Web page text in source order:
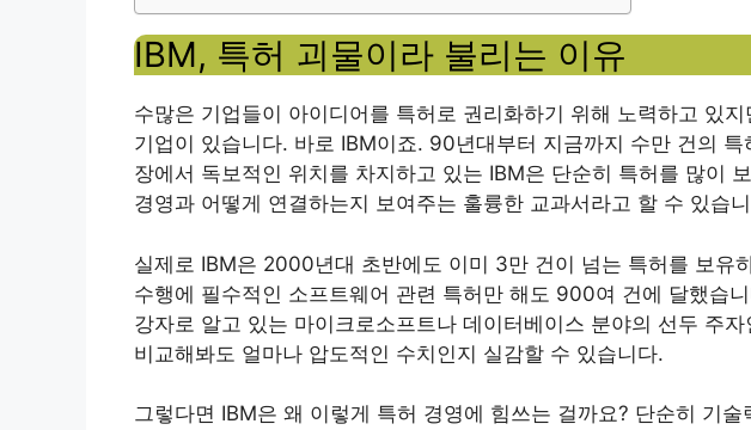
IBM, 특허 괴물이라 불리는 이유
수많은 기업들이 아이디어를 특허로 권리화하기 위해 노력하고 있
기업이 있습니다. 바로 IBM이죠. 90년대부터 지금까지 수만 건의 특
장에서 독보적인 위치를 차지하고 있는 IBM은 단순히 특허를 많이
경영과 어떻게 연결하는지 보여주는 훌륭한 교과서라고 할 수 있습
실제로 IBM은 2000년대 초반에도 이미 3만 건이 넘는 특허를 보유
수행에 필수적인 소프트웨어 관련 특허만 해도 900여 건에 달했습
강자로 알고 있는 마이크로소프트나 데이터베이스 분야의 선두 주
비교해봐도 얼마나 압도적인 수치인지 실감할 수 있습니다.
그렇다면 IBM은 왜 이렇게 특허 경영에 힘쓰는 걸까요? 단순히 기